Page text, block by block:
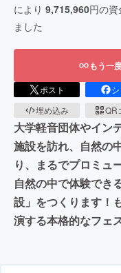
により 9,715,960円の資
ました
もう一
ポスト
埋め込み
QR
大学軽音団体やイン
施設を訪れ、自然の
り、まるでプロミュ
自然の中で体験でき
設」をつくります！
演する本格的なフェ